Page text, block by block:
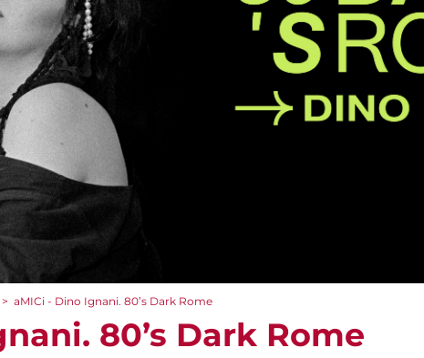
> aMICi - Dino Ignani. 80’s Dark Rome
80’s Dark Rome